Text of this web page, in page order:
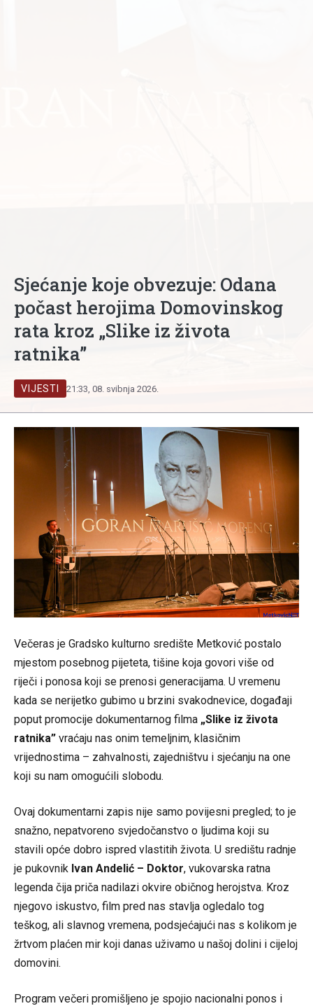
Sjećanje koje obvezuje: Odana
počast herojima Domovinskog
rata kroz „Slike iz života
ratnika”
VIJESTI 21:33, 08. svibnja 2026.
Večeras je Gradsko kulturno središte Metković postalo
mjestom posebnog pijeteta, tišine koja govori više od
riječi i ponosa koji se prenosi generacijama. U vremenu
kada se nerijetko gubimo u brzini svakodnevice, događaji
poput promocije dokumentarnog filma „Slike iz života
ratnika” vraćaju nas onim temeljnim, klasičnim
vrijednostima – zahvalnosti, zajedništvu i sjećanju na one
koji su nam omogućili slobodu.
Ovaj dokumentarni zapis nije samo povijesni pregled; to je
snažno, nepatvoreno svjedočanstvo o ljudima koji su
stavili opće dobro ispred vlastitih života. U središtu radnje
je pukovnik Ivan Andelić – Doktor, vukovarska ratna
legenda čija priča nadilazi okvire običnog herojstva. Kroz
njegovo iskustvo, film pred nas stavlja ogledalo tog
teškog, ali slavnog vremena, podsjećajući nas s kolikom je
žrtvom plaćen mir koji danas uživamo u našoj dolini i cijeloj
domovini.
Program večeri promišljeno je spojio nacionalni ponos i